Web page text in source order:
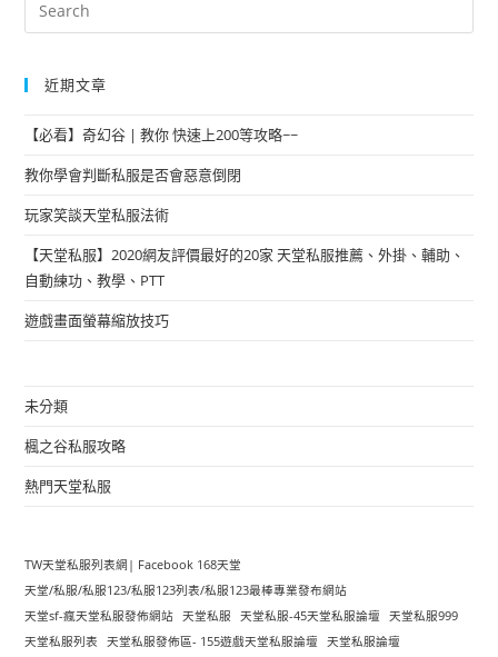
近期文章
【必看】奇幻谷 | 教你 快速上200等攻略~~
教你學會判斷私服是否會惡意倒閉
玩家笑談天堂私服法術
【天堂私服】2020網友評價最好的20家 天堂私服推薦、外掛、輔助、
自動練功、教學、PTT
遊戲畫面螢幕縮放技巧
未分類
楓之谷私服攻略
熱門天堂私服
TW天堂私服列表網| Facebook 168天堂
天堂/私服/私服123/私服123列表/私服123最棒專業發布網站
天堂sf-瘋天堂私服發佈網站
天堂私服 天堂私服-45天堂私服論壇
天堂私服999
天堂私服列表
天堂私服發佈區- 155遊戲天堂私服論壇
天堂私服論壇